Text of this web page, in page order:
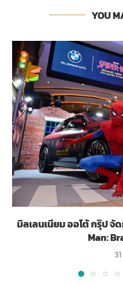
YOU
มิลเลนเนียม ออโต้ กรุ๊ป
Man: